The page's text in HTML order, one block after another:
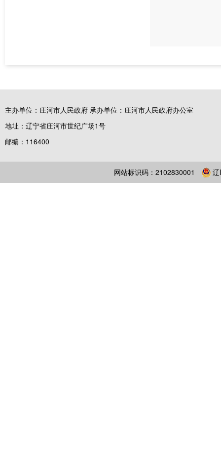
主办单位：庄河市人民政府 承办单位：庄河市人民政府办公室
地址：辽宁省庄河市世纪广场1号
邮编：116400
网站标识码：2102830001